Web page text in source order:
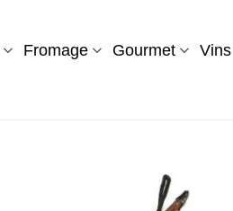
Fromage Gourmet Vins